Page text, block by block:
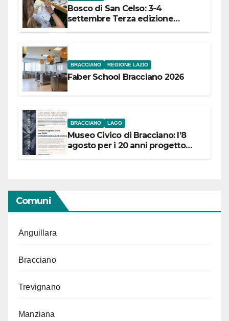
Bosco di San Celso: 3-4
settembre Terza edizione
BRACCIANO REGIONE LAZIO
Faber School Bracciano 2026
BRACCIANO LAGO
Museo Civico di Bracciano: l’8
agosto per i 20 anni progetto
Comuni
Anguillara
Bracciano
Trevignano
Manziana